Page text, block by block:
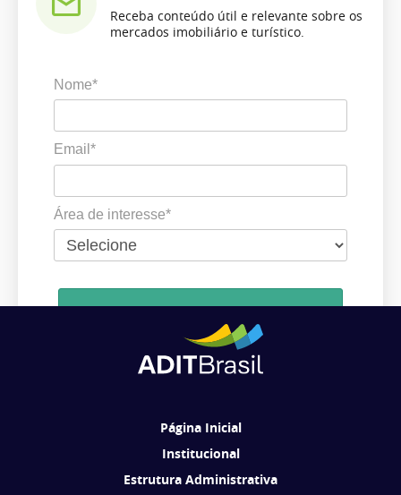
Receba conteúdo útil e relevante sobre os
mercados imobiliário e turístico.
Nome*
Email*
Área de interesse*
Ao se cadastrar, você concorda em receber comunicações da ADIT
Página Inicial
Institucional
Estrutura Administrativa